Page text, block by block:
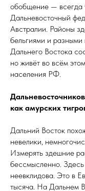
обобщение — всегда
Дальневосточный
Австралии. Районы
бельгиями и
Дальнего Востока
но живёт во всём
населения РФ.
как амурских
Дальний Восток
невелики,
Измерять здешние
бессмысленно.
неевклидова. Это в
тысяча. На Дальнем